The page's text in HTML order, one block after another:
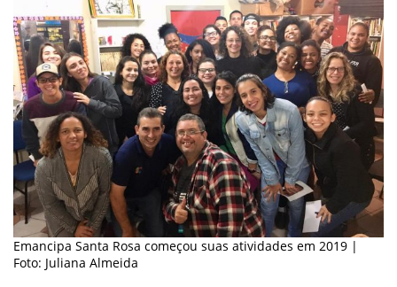
Emancipa Santa Rosa começou suas atividades em 2019 |
Foto: Juliana Almeida